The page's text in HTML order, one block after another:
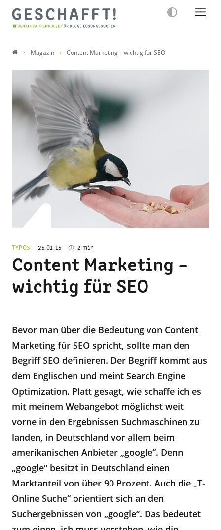
Magazin Content Marketing – wichtig für SEO
TYPO3 25.01.15 2 min
Content Marketing –
wichtig für SEO
Bevor man über die Bedeutung von Content
Marketing für SEO spricht, sollte man den
Begriff SEO definieren. Der Begriff kommt aus
dem Englischen und meint Search Engine
Optimization. Platt gesagt, wie schaffe ich es
mit meinem Webangebot möglichst weit
vorne in den Ergebnissen Suchmaschinen zu
landen, in Deutschland vor allem beim
amerikanischen Anbieter „google“. Denn
„google“ besitzt in Deutschland einen
Marktanteil von über 90 Prozent. Auch die „T-
Online Suche“ orientiert sich an den
Suchergebnissen von „google“. Das bedeutet